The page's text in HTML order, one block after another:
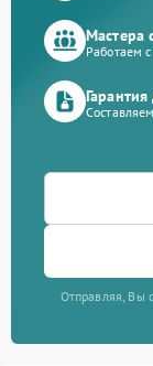
Мастера
Работаем
Отправляя, Вы